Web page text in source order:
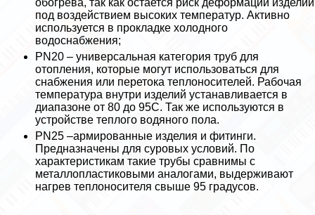
обогрева, так как остается риск деформации изделий
под воздействием высоких температур. Активно
используется в прокладке холодного
водоснабжения;
PN20 – универсальная категория труб для
отопления, которые могут использоваться для
снабжения или перетока теплоносителей. Рабочая
температура внутри изделий устанавливается в
диапазоне от 80 до 95С. Так же используются в
устройстве теплого водяного пола.
PN25 –армированные изделия и фитинги.
Предназначены для суровых условий. По
хаpaктеристикам такие трубы сравнимы с
металлопластиковыми аналогами, выдерживают
нагрев теплоносителя свыше 95 градусов.